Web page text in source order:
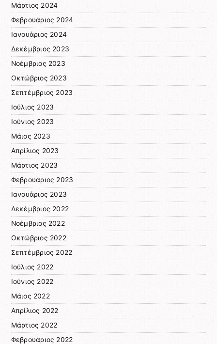
Μάρτιος 2024
Φεβρουάριος 2024
Ιανουάριος 2024
Δεκέμβριος 2023
Νοέμβριος 2023
Οκτώβριος 2023
Σεπτέμβριος 2023
Ιούλιος 2023
Ιούνιος 2023
Μάιος 2023
Απρίλιος 2023
Μάρτιος 2023
Φεβρουάριος 2023
Ιανουάριος 2023
Δεκέμβριος 2022
Νοέμβριος 2022
Οκτώβριος 2022
Σεπτέμβριος 2022
Ιούλιος 2022
Ιούνιος 2022
Μάιος 2022
Απρίλιος 2022
Μάρτιος 2022
Φεβρουάριος 2022